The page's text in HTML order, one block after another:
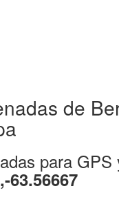
de
para GPS
63.56667